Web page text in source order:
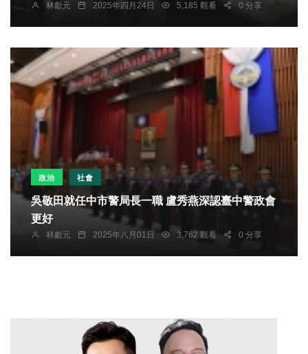
林獻元 2025年四月24日 5,185 觀看 0 分享
政治 社會
吳敬田就任中市警局長一職 盧秀燕深認臺中警政會
更好
林獻元 2025年八月01日 3,762 觀看 0 分享